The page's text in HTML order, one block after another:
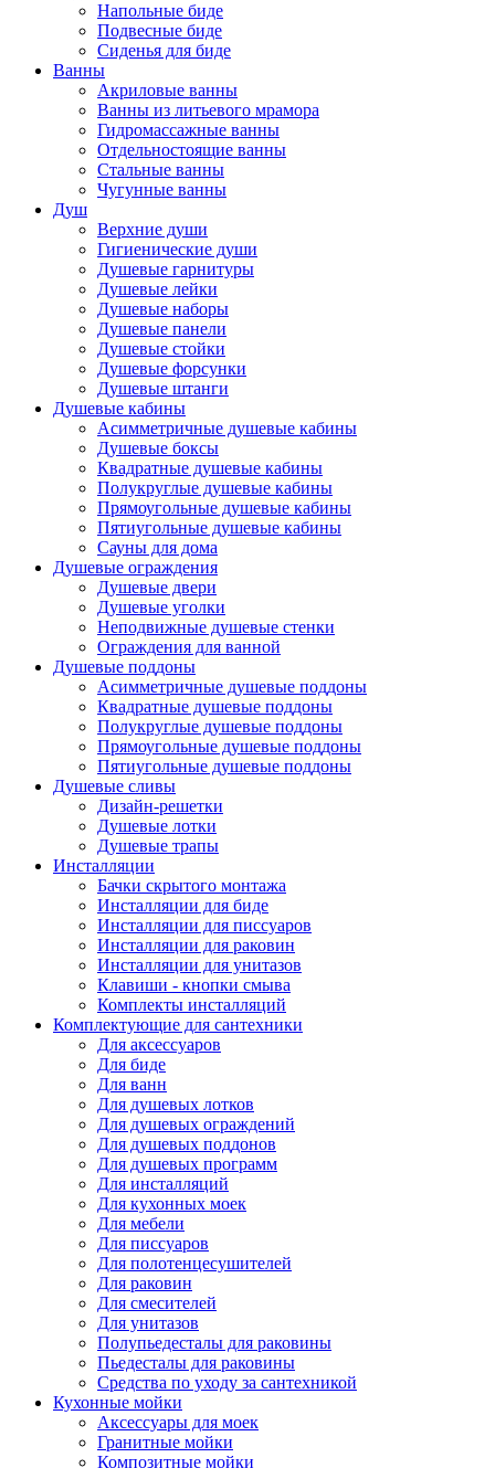
Напольные биде
Подвесные биде
Сиденья для биде
Ванны
Акриловые ванны
Ванны из литьевого мрамора
Гидромассажные ванны
Отдельностоящие ванны
Стальные ванны
Чугунные ванны
Душ
Верхние души
Гигиенические души
Душевые гарнитуры
Душевые лейки
Душевые наборы
Душевые панели
Душевые стойки
Душевые форсунки
Душевые штанги
Душевые кабины
Асимметричные душевые кабины
Душевые боксы
Квадратные душевые кабины
Полукруглые душевые кабины
Прямоугольные душевые кабины
Пятиугольные душевые кабины
Сауны для дома
Душевые ограждения
Душевые двери
Душевые уголки
Неподвижные душевые стенки
Ограждения для ванной
Душевые поддоны
Асимметричные душевые поддоны
Квадратные душевые поддоны
Полукруглые душевые поддоны
Прямоугольные душевые поддоны
Пятиугольные душевые поддоны
Душевые сливы
Дизайн-решетки
Душевые лотки
Душевые трапы
Инсталляции
Бачки скрытого монтажа
Инсталляции для биде
Инсталляции для писсуаров
Инсталляции для раковин
Инсталляции для унитазов
Клавиши - кнопки смыва
Комплекты инсталляций
Комплектующие для сантехники
Для аксессуаров
Для биде
Для ванн
Для душевых лотков
Для душевых ограждений
Для душевых поддонов
Для душевых программ
Для инсталляций
Для кухонных моек
Для мебели
Для писсуаров
Для полотенцесушителей
Для раковин
Для смесителей
Для унитазов
Полупьедесталы для раковины
Пьедесталы для раковины
Средства по уходу за сантехникой
Кухонные мойки
Аксессуары для моек
Гранитные мойки
Композитные мойки